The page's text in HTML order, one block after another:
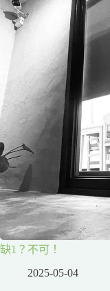
缺1？不可！
2025-05-04